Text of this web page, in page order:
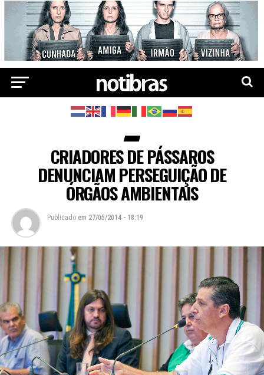
CRIADORES DE PÁSSAROS
DENUNCIAM PERSEGUIÇÃO DE
ÓRGÃOS AMBIENTAIS
Publicado em 27/05/2014 - 18:19